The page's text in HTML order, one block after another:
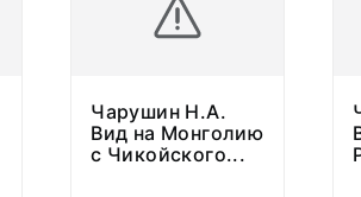
Чарушин Н.А.
Вид на Монголию
с Чикойского...